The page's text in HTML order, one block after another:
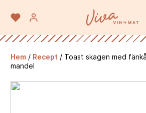
Hem / Recept / Toast skagen med
mandel